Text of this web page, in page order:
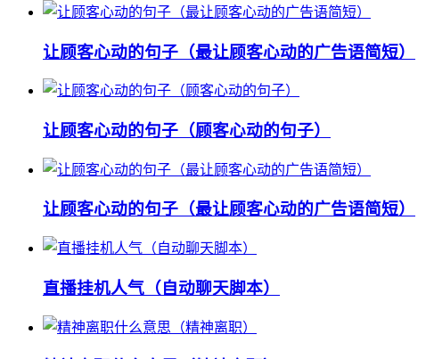
让顾客心动的句子（最让顾客心动的广告语简短）
让顾客心动的句子（顾客心动的句子）
让顾客心动的句子（最让顾客心动的广告语简短）
直播挂机人气（自动聊天脚本）